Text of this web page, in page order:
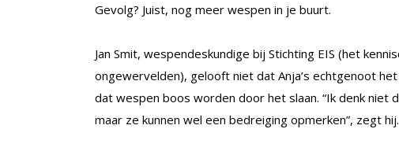
Gevolg? Juist, nog meer wespen in je buurt.
Jan Smit, wespendeskundige bij Stichting EIS (het
ongewervelden), gelooft niet dat Anja’s echtgenoot
dat wespen boos worden door het slaan. “Ik denk niet
maar ze kunnen wel een bedreiging opmerken”, zegt hij.